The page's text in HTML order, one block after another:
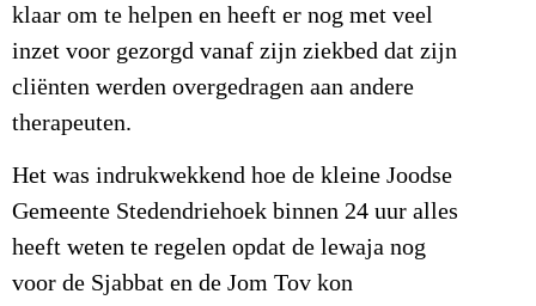
klaar om te helpen en heeft er nog met veel
inzet voor gezorgd vanaf zijn ziekbed dat zijn
cliënten werden overgedragen aan andere
therapeuten.
Het was indrukwekkend hoe de kleine Joodse
Gemeente Stedendriehoek binnen 24 uur alles
heeft weten te regelen opdat de lewaja nog
voor de Sjabbat en de Jom Tov kon